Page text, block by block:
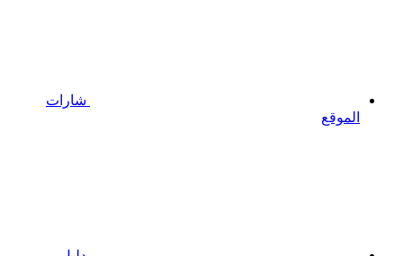
شارات
الموقع